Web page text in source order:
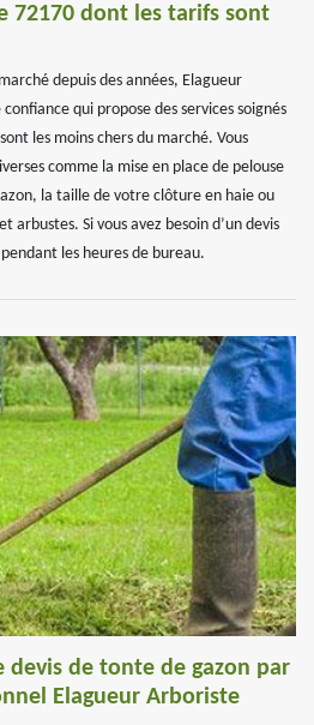
72170 dont les tarifs sont
depuis des années, Elagueur
qui propose des services soignés
les moins chers du marché. Vous
comme la mise en place de pelouse
la taille de votre clôture en haie ou
arbustes. Si vous avez besoin d’un devis
les heures de bureau.
devis de tonte de gazon par
Elagueur Arboriste